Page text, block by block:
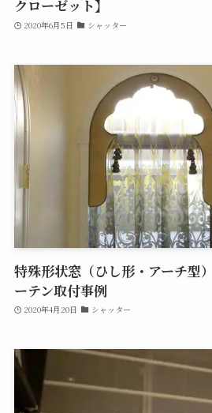
クローゼット】
2020年6月5日 シャッター
特殊形状窓（ひし形・アーチ型
ーテン取付事例
2020年4月20日 シャッター